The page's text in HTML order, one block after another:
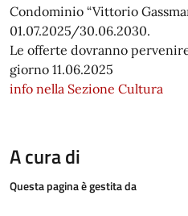
Condominio “Vittorio
01.07.2025/30.06.2030.
Le offerte dovranno
giorno 11.06.2025
info nella Sezione Cultura
A cura di
Questa pagina è gestita da